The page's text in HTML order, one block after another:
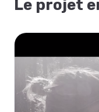
Le projet